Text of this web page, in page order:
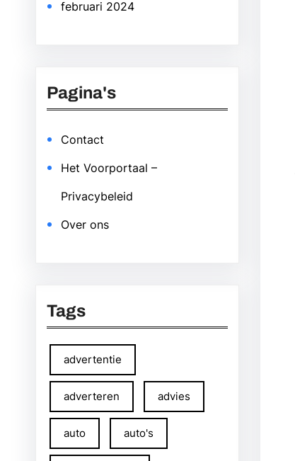
februari 2024
Pagina's
Contact
Het Voorportaal –
Privacybeleid
Over ons
Tags
advertentie
adverteren advies
auto auto's